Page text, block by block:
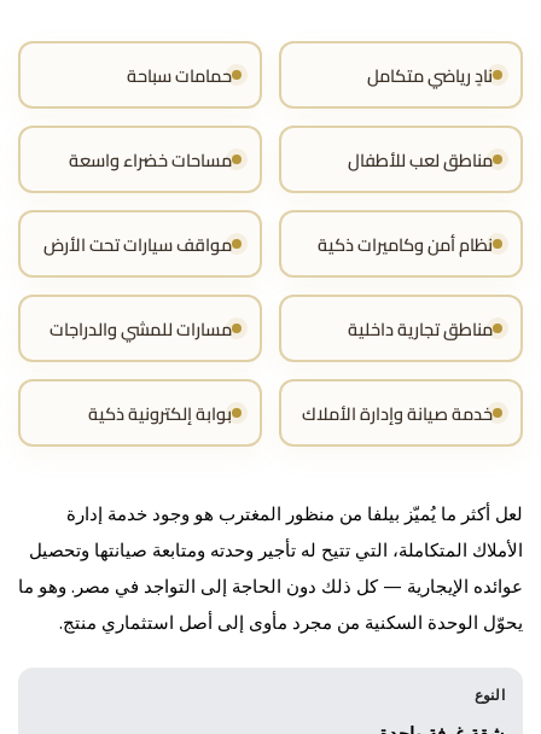
نادٍ رياضي متكامل حمامات سباحة
مناطق لعب للأطفال مساحات خضراء واسعة
نظام أمن وكاميرات ذكية مواقف سيارات تحت الأرض
مناطق تجارية داخلية مسارات للمشي والدراجات
خدمة صيانة وإدارة الأملاك بوابة إلكترونية ذكية
لعل أكثر ما يُميّز بيلفا من منظور المغترب هو وجود خدمة إدارة
الأملاك المتكاملة، التي تتيح له تأجير وحدته ومتابعة صيانتها وتحصيل
عوائده الإيجارية — كل ذلك دون الحاجة إلى التواجد في مصر. وهو ما
يحوّل الوحدة السكنية من مجرد مأوى إلى أصل استثماري منتج.